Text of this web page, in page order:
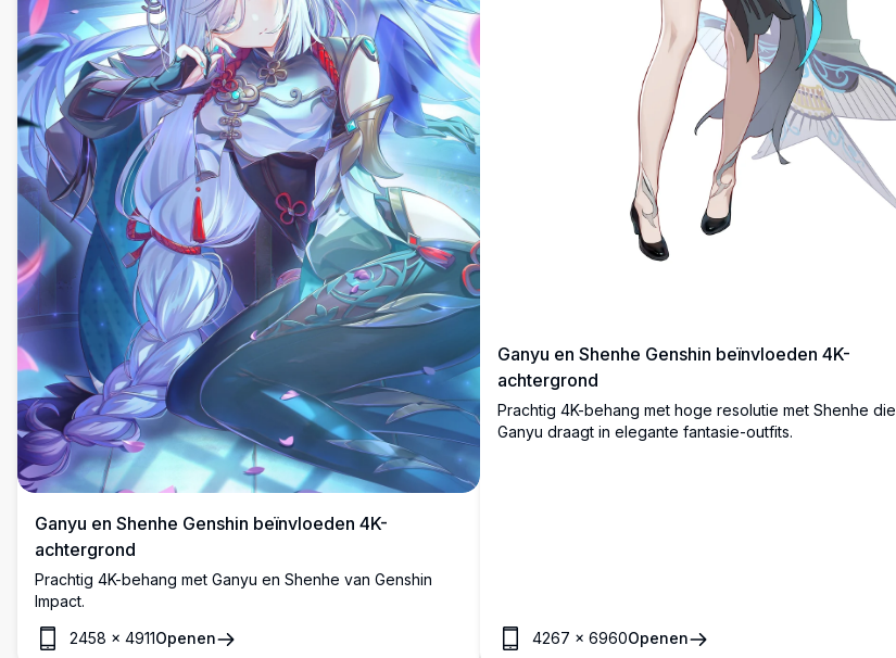
Ganyu en Shenhe Genshin beïnvloeden 4K-
achtergrond
Prachtig 4K-behang met Ganyu en Shenhe van Genshin
Impact.
2458 × 4911Openen
Ganyu en Shenhe Genshin beïnvloeden 4K-
achtergrond
Prachtig 4K-behang met hoge resolutie met Shenhe die
Ganyu draagt ​​in elegante fantasie-outfits.
4267 ×6960Openen